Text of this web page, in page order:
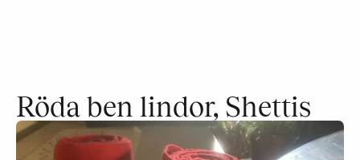
Röda ben lindor, Shettis